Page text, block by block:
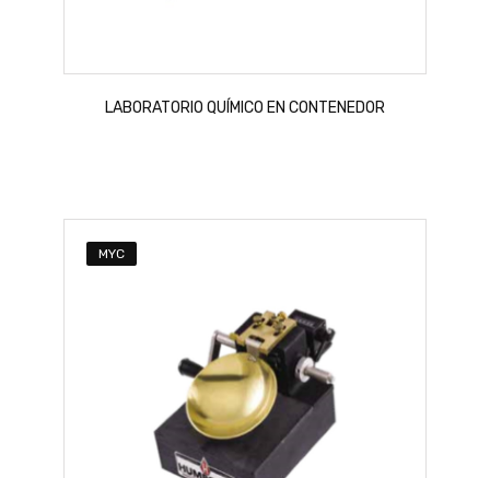
LABORATORIO QUÍMICO EN CONTENEDOR
MYC